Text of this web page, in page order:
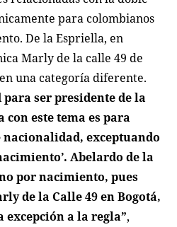
para colombianos
De la Espriella, en
Marly de la calle 49 de
una categoría diferente.
ser presidente de la
este tema es para
nacionalidad, exceptuando
Abelardo de la
por nacimiento, pues
de la Calle 49 en Bogotá,
excepción a la regla”,